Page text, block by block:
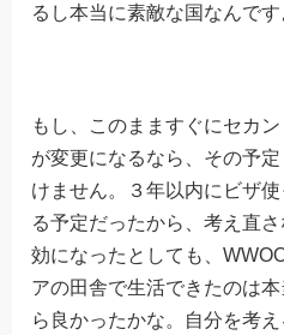
るし本当に素敵な国なんです
もし、このまますぐにセカ
が変更になるなら、その予
けません。３年以内にビザ
る予定だったから、考え直
効になったとしても、
アの田舎で生活できたのは
ら良かったかな。自分を考え